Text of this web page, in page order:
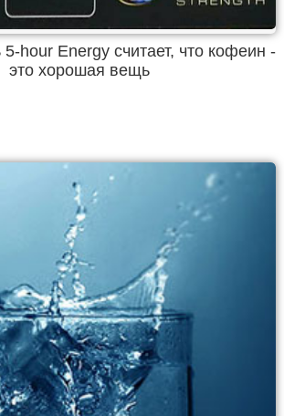
hour Energy считает, что кофеин -
это хорошая вещь